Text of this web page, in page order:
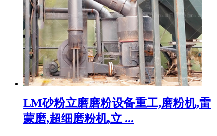
LM砂粉立磨磨粉设备重工,磨粉机,雷
蒙磨,超细磨粉机,立 ...